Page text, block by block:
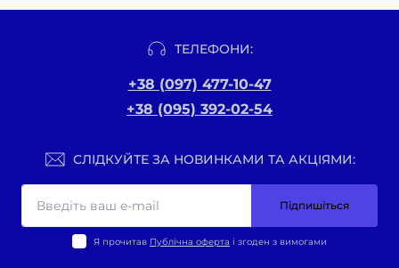
ТЕЛЕФОНИ:
+38 (097) 477-10-47
+38 (095) 392-02-54
СЛІДКУЙТЕ ЗА НОВИНКАМИ ТА АКЦІЯМИ:
Підпишіться
Я прочитав Публічна оферта і згоден з вимогами